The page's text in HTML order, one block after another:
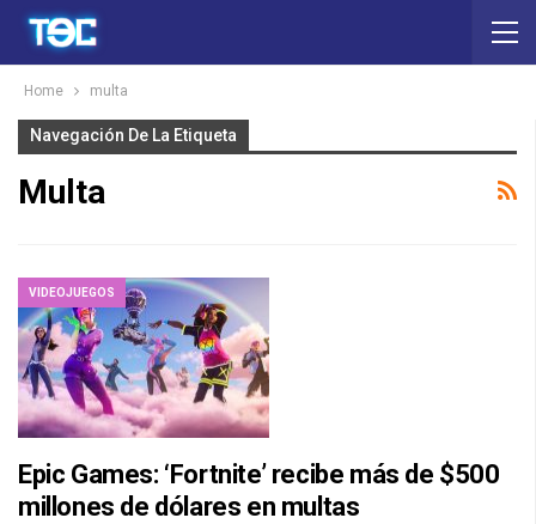
Home multa
Navegación De La Etiqueta
Multa
VIDEOJUEGOS
Epic Games: ‘Fortnite’ recibe más de $500
millones de dólares en multas